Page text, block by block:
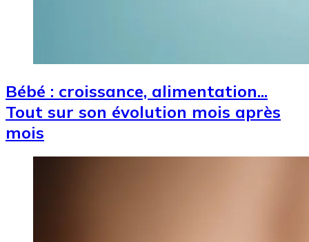
Bébé : croissance, alimentation...
Tout sur son évolution mois après
mois